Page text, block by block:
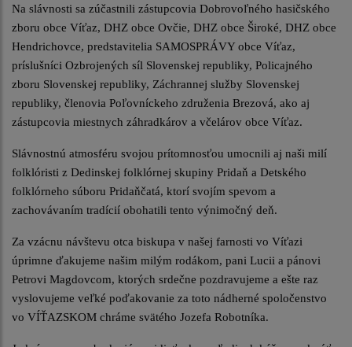
Na slávnosti sa zúčastnili zástupcovia Dobrovoľného hasičského
zboru obce Víťaz, DHZ obce Ovčie, DHZ obce Široké, DHZ obce
Hendrichovce, predstavitelia SAMOSPRÁVY obce Víťaz,
príslušníci Ozbrojených síl Slovenskej republiky, Policajného
zboru Slovenskej republiky, Záchrannej služby Slovenskej
republiky, členovia Poľovníckeho združenia Brezová, ako aj
zástupcovia miestnych záhradkárov a včelárov obce Víťaz.
Slávnostnú atmosféru svojou prítomnosťou umocnili aj naši milí
folklóristi z Dedinskej folklórnej skupiny Pridaň a Detského
folklórneho súboru Pridaňčatá, ktorí svojím spevom a
zachovávaním tradícií obohatili tento výnimočný deň.
Za vzácnu návštevu otca biskupa v našej farnosti vo Víťazi
úprimne ďakujeme našim milým rodákom, pani Lucii a pánovi
Petrovi Magdovcom, ktorých srdečne pozdravujeme a ešte raz
vyslovujeme veľké poďakovanie za toto nádherné spoločenstvo
vo VÍŤAZSKOM chráme svätého Jozefa Robotníka.